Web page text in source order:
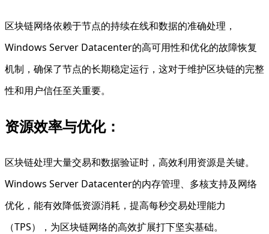
区块链网络依赖于节点的持续在线和数据的准确处理，
Windows Server Datacenter的高可用性和优化的故障恢复
机制，确保了节点的长期稳定运行，这对于维护区块链的完整
性和用户信任至关重要。
资源效率与优化：
区块链处理大量交易和数据验证时，高效利用资源是关键。
Windows Server Datacenter的内存管理、多核支持及网络
优化，能有效降低资源消耗，提高每秒交易处理能力
（TPS），为区块链网络的高效扩展打下坚实基础。